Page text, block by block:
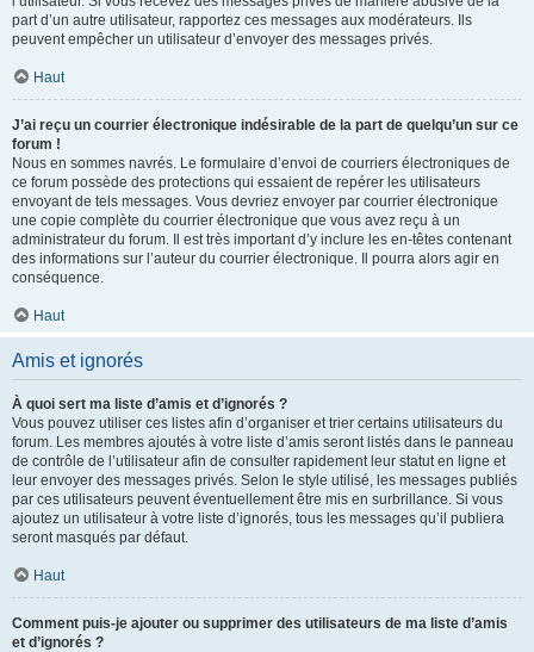
part d’un autre utilisateur, rapportez ces messages aux modérateurs. Ils
peuvent empêcher un utilisateur d’envoyer des messages privés.
Haut
J’ai reçu un courrier électronique indésirable de la part de quelqu’un sur ce
forum !
Nous en sommes navrés. Le formulaire d’envoi de courriers électroniques de
ce forum possède des protections qui essaient de repérer les utilisateurs
envoyant de tels messages. Vous devriez envoyer par courrier électronique
une copie complète du courrier électronique que vous avez reçu à un
administrateur du forum. Il est très important d’y inclure les en-têtes contenant
des informations sur l’auteur du courrier électronique. Il pourra alors agir en
conséquence.
Haut
Amis et ignorés
À quoi sert ma liste d’amis et d’ignorés ?
Vous pouvez utiliser ces listes afin d’organiser et trier certains utilisateurs du
forum. Les membres ajoutés à votre liste d’amis seront listés dans le panneau
de contrôle de l’utilisateur afin de consulter rapidement leur statut en ligne et
leur envoyer des messages privés. Selon le style utilisé, les messages publiés
par ces utilisateurs peuvent éventuellement être mis en surbrillance. Si vous
ajoutez un utilisateur à votre liste d’ignorés, tous les messages qu’il publiera
seront masqués par défaut.
Haut
Comment puis-je ajouter ou supprimer des utilisateurs de ma liste d’amis
et d’ignorés ?